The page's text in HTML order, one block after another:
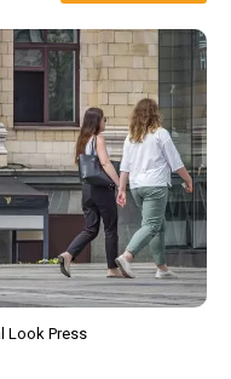
Look Press